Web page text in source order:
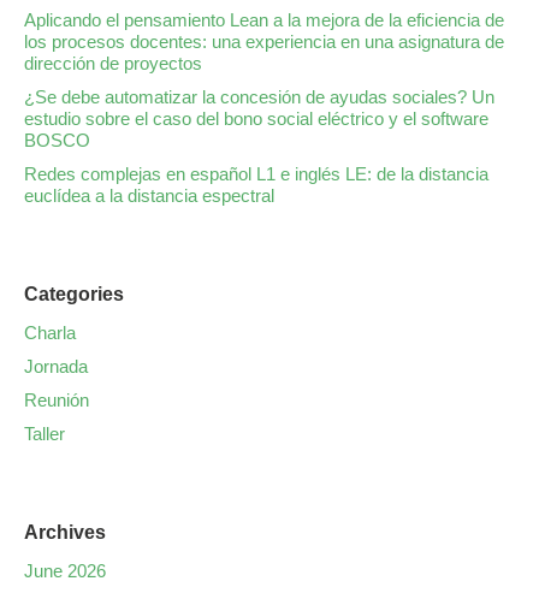
Aplicando el pensamiento Lean a la mejora de la eficiencia de
los procesos docentes: una experiencia en una asignatura de
dirección de proyectos
¿Se debe automatizar la concesión de ayudas sociales? Un
estudio sobre el caso del bono social eléctrico y el software
BOSCO
Redes complejas en español L1 e inglés LE: de la distancia
euclídea a la distancia espectral
Categories
Charla
Jornada
Reunión
Taller
Archives
June 2026